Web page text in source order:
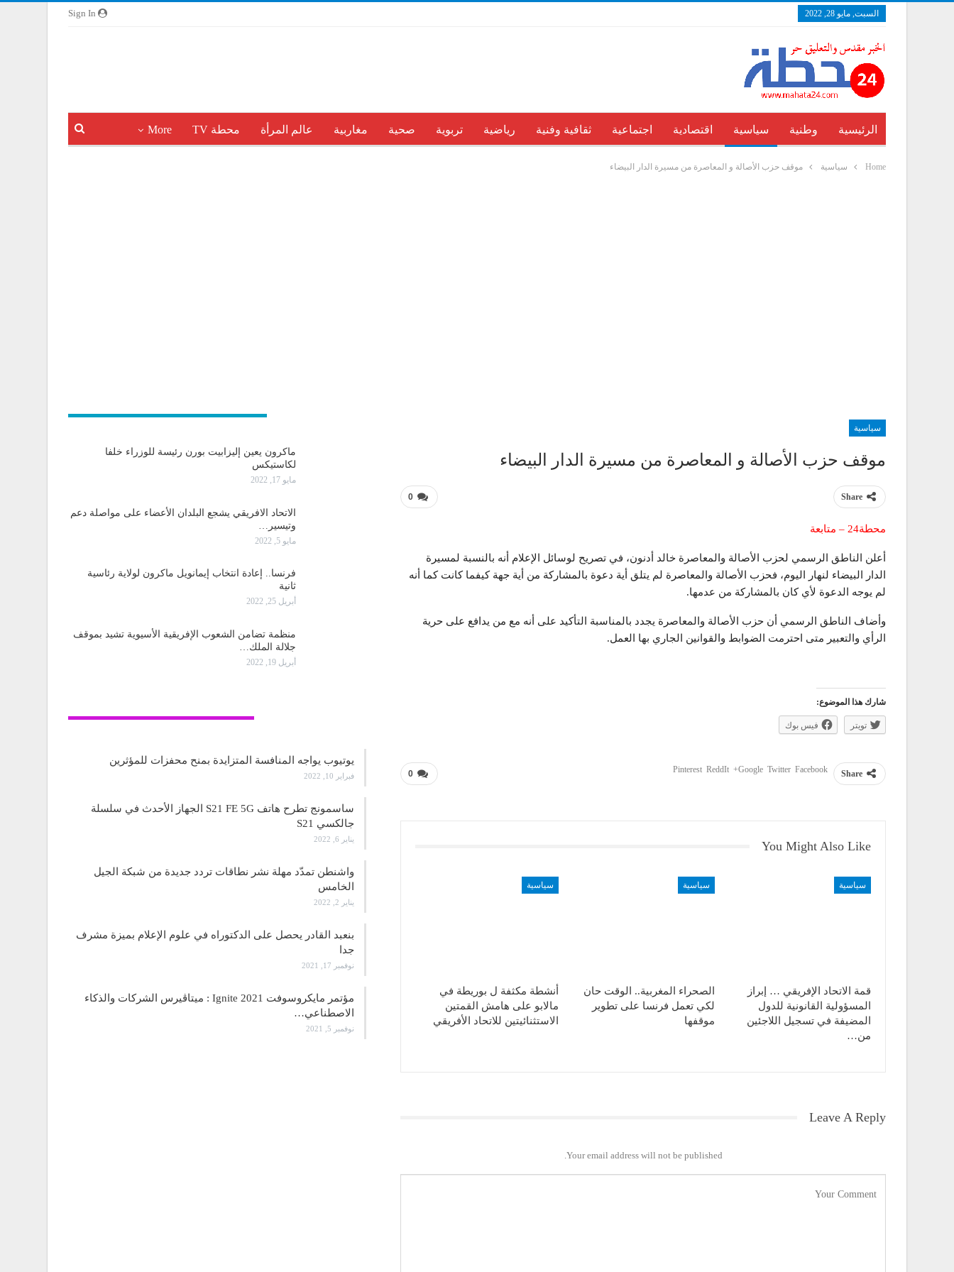
السبت, مايو 28, 2022
الرئيسية وطنية سياسية اقتصادية اجتماعية ثقافية وفنية رياضية تربوية صحية مغاربية عالم المرأة محطة TV More
Home سياسية موقف حزب الأصالة و المعاصرة من مسيرة الدار البيضاء
سياسية
موقف حزب الأصالة و المعاصرة من مسيرة الدار البيضاء
0 Share
محطة24 – متابعة
أعلن الناطق الرسمي لحزب الأصالة والمعاصرة خالد أدنون، في تصريح لوسائل الإعلام أنه بالنسبة لمسيرة
الدار البيضاء لنهار اليوم، فحزب الأصالة والمعاصرة لم يتلق أية دعوة بالمشاركة من أية جهة كيفما كانت كما أنه
لم يوجه الدعوة لأي كان بالمشاركة من عدمها.
وأضاف الناطق الرسمي أن حزب الأصالة والمعاصرة يجدد بالمناسبة التأكيد على أنه مع من يدافع على حرية
الرأي والتعبير متى احترمت الضوابط والقوانين الجاري بها العمل.
شارك هذا الموضوع:
تويتر فيس بوك
0 Share
Facebook
Twitter
Google+
ReddIt
Pinterest
You Might Also Like
سياسية
قمة الاتحاد الإفريقي … إبراز
المسؤولية القانونية للدول
المضيفة في تسجيل اللاجئين
من…
سياسية
الصحراء المغربية.. الوقت حان
لكي تعمل فرنسا على تطوير
موقفها
سياسية
أنشطة مكثفة ل بوريطة في
مالابو على هامش القمتين
الاستثنائيتين للاتحاد الأفريقي
Leave A Reply
Your email address will not be published.
ماكرون يعين إليزابيت بورن رئيسة للوزراء خلفا
لكاستيكس
مايو 17, 2022
الاتحاد الافريقي يشجع البلدان الأعضاء على مواصلة دعم
وتيسير…
مايو 5, 2022
فرنسا.. إعادة انتخاب إيمانويل ماكرون لولاية رئاسية
ثانية
أبريل 25, 2022
منظمة تضامن الشعوب الإفريقية الأسيوية تشيد بموقف
جلالة الملك…
أبريل 19, 2022
يوتيوب يواجه المنافسة المتزايدة بمنح محفزات للمؤثرين
فبراير 10, 2022
ساسمونج تطرح هاتف S21 FE 5G الجهاز الأحدث في سلسلة
جالكسي S21
يناير 6, 2022
واشنطن تمدّد مهلة نشر نطاقات تردد جديدة من شبكة الجيل
الخامس
يناير 2, 2022
بنعبد القادر يحصل على الدكتوراه في علوم الإعلام بميزة مشرف
جدا
نوفمبر 17, 2021
مؤتمر مايكروسوفت Ignite 2021 : ميتاڤيرس الشركات والذكاء
الاصطناعي…
نوفمبر 5, 2021